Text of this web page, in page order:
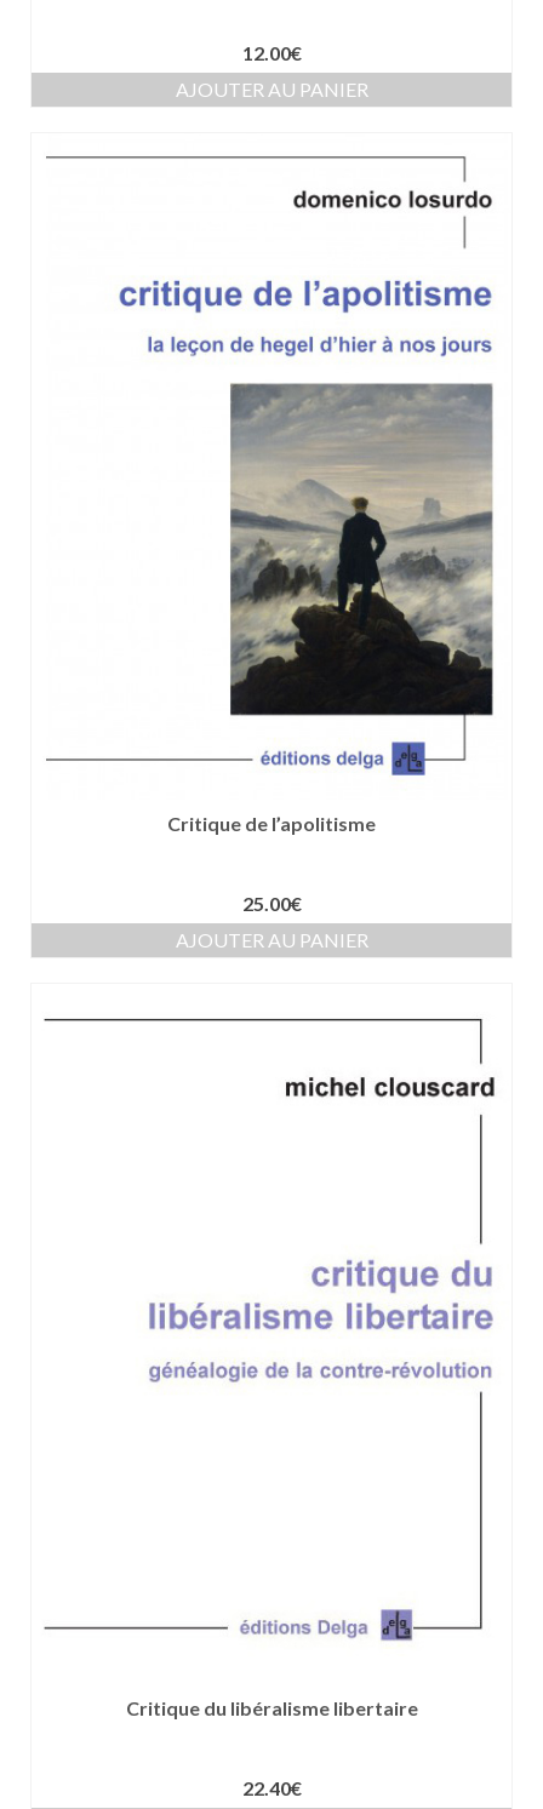
12.00€
AJOUTER AU PANIER
Critique de l’apolitisme
25.00€
AJOUTER AU PANIER
Critique du libéralisme libertaire
22.40€